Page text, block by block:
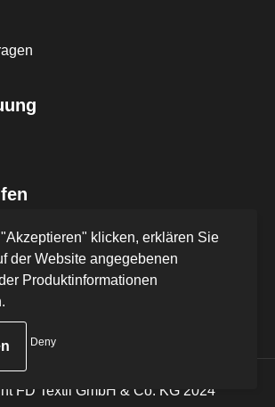
und Konditionen
FD Textil GmbH & Co. KG 2024
klicken, erklären Sie
der Website angegebenen
Produktinformationen
Deny